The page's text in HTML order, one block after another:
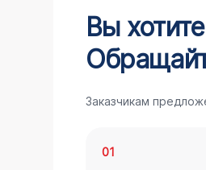
Вы
Заказчикам
01